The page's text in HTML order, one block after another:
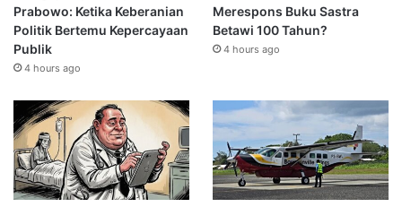
Prabowo: Ketika Keberanian
Politik Bertemu Kepercayaan
Publik
4 hours ago
Merespons Buku Sastra
Betawi 100 Tahun?
4 hours ago